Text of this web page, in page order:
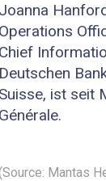
Joanna
Operations
Chief
Deutschen
Suisse, ist seit
Générale.
Mantas